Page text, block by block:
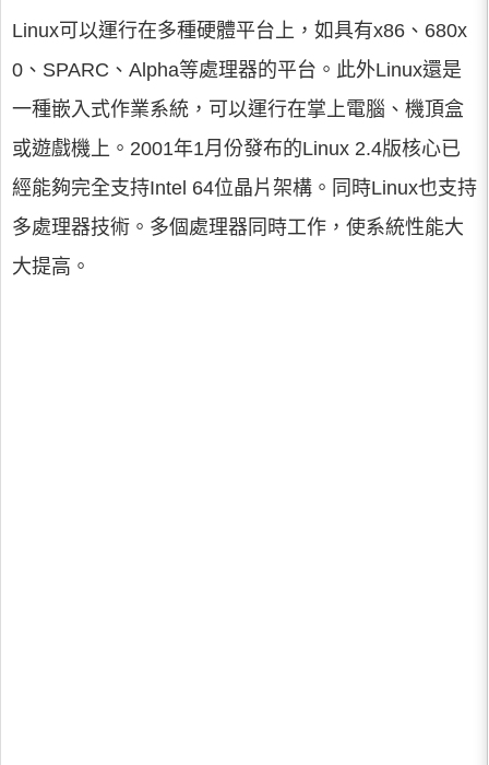
Linux可以運行在多種硬體平台上，如具有x86、680x
0、SPARC、Alpha等處理器的平台。此外Linux還是
一種嵌入式作業系統，可以運行在掌上電腦、機頂盒
或遊戲機上。2001年1月份發布的Linux 2.4版核心已
經能夠完全支持Intel 64位晶片架構。同時Linux也支持
多處理器技術。多個處理器同時工作，使系統性能大
大提高。